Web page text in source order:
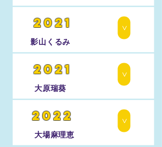
2021
影山くるみ
>
2021
大原瑞葵
>
2022
大場麻理恵
>